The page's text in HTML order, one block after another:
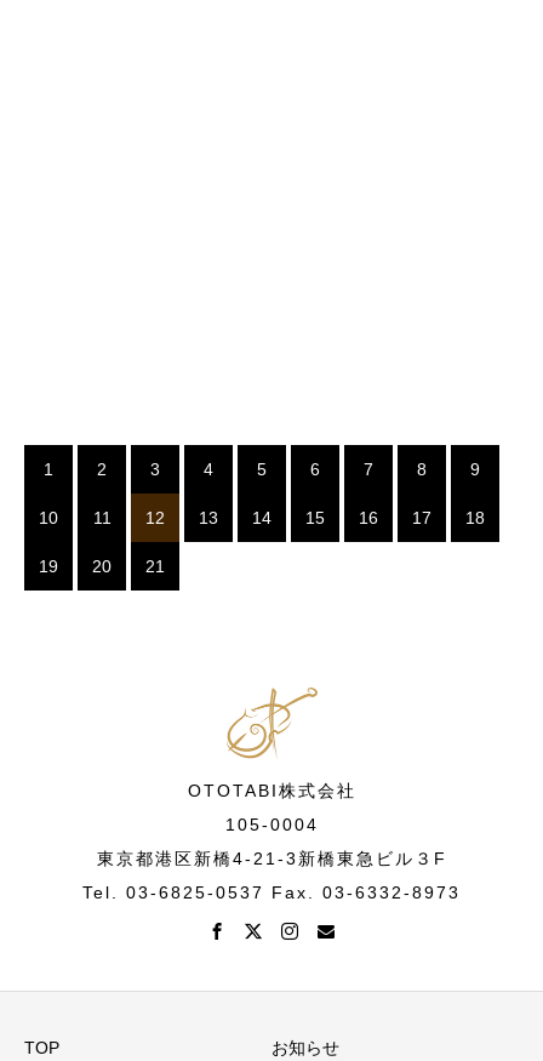
1 2 3 4 5 6 7 8 9
10 11 12 13 14 15 16 17 18
19 20 21
OTOTABI株式会社
105-0004
東京都港区新橋4-21-3新橋東急ビル３F
Tel. 03-6825-0537 Fax. 03-6332-8973
TOP お知らせ